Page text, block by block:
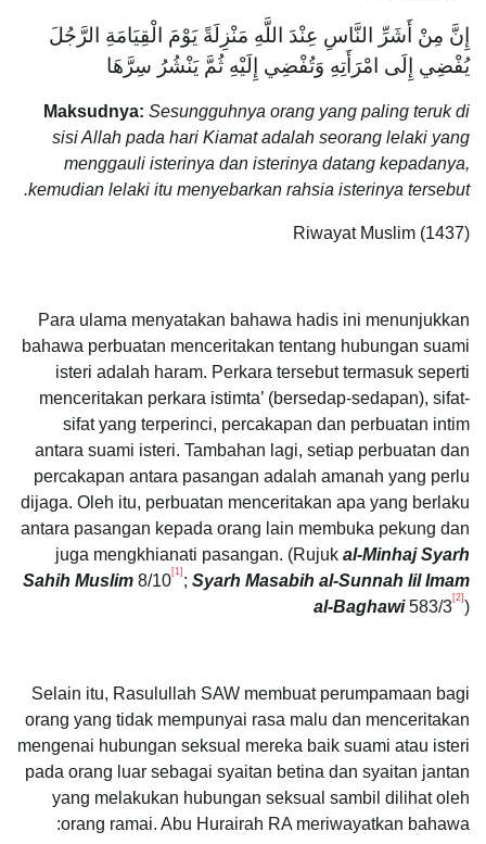
إِنَّ مِنْ أَشَرِّ النَّاسِ عِنْدَ اللَّهِ مَنْزِلَةً يَوْمَ الْقِيَامَةِ الرَّجُلَ
يُفْضِي إِلَى امْرَأَتِهِ وَتُفْضِي إِلَيْهِ ثُمَّ يَنْشُرُ سِرَّهَا ‏
Maksudnya: Sesungguhnya orang yang paling teruk di
sisi Allah pada hari Kiamat adalah seorang lelaki yang
menggauli isterinya dan isterinya datang kepadanya,
kemudian lelaki itu menyebarkan rahsia isterinya tersebut.
Riwayat Muslim (1437)
Para ulama menyatakan bahawa hadis ini menunjukkan
bahawa perbuatan menceritakan tentang hubungan suami
isteri adalah haram. Perkara tersebut termasuk seperti
menceritakan perkara istimta’ (bersedap-sedapan), sifat-
sifat yang terperinci, percakapan dan perbuatan intim
antara suami isteri. Tambahan lagi, setiap perbuatan dan
percakapan antara pasangan adalah amanah yang perlu
dijaga. Oleh itu, perbuatan menceritakan apa yang berlaku
antara pasangan kepada orang lain membuka pekung dan
juga mengkhianati pasangan. (Rujuk al-Minhaj Syarh
Sahih Muslim 8/10[1] ; Syarh Masabih al-Sunnah lil Imam
al-Baghawi583/3[2] )
Selain itu, Rasulullah SAW membuat perumpamaan bagi
orang yang tidak mempunyai rasa malu dan menceritakan
mengenai hubungan seksual mereka baik suami atau isteri
pada orang luar sebagai syaitan betina dan syaitan jantan
yang melakukan hubungan seksual sambil dilihat oleh
orang ramai. Abu Hurairah RA meriwayatkan bahawa: